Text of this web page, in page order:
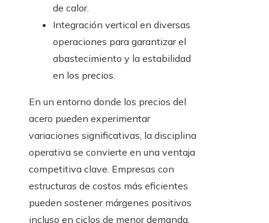
de calor.
Integración vertical en diversas
operaciones para garantizar el
abastecimiento y la estabilidad
en los precios.
En un entorno donde los precios del
acero pueden experimentar
variaciones significativas, la disciplina
operativa se convierte en una ventaja
competitiva clave. Empresas con
estructuras de costos más eficientes
pueden sostener márgenes positivos
incluso en ciclos de menor demanda.